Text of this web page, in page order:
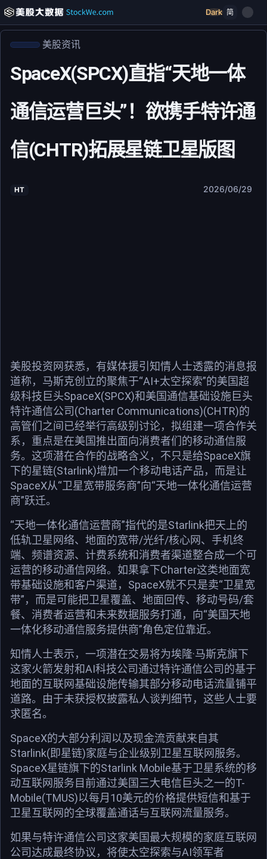
Dark 简
美股资讯
SpaceX(SPCX)直指“天地一体
通信运营巨头”！欲携手特许通
信(CHTR)拓展星链卫星版图
HT 2026/06/29
美股投资网获悉，有媒体援引知情人士透露的消息报
道称，马斯克创立的聚焦于“AI+太空探索”的美国超
级科技巨头SpaceX(SPCX)和美国通信基础设施巨头
特许通信公司(Charter Communications)(CHTR)的
高管们之间已经举行高级别讨论，拟组建一项合作关
系，重点是在美国推出面向消费者们的移动通信服
务。这项潜在合作的战略含义，不只是给SpaceX旗
下的星链(Starlink)增加一个移动电话产品，而是让
SpaceX从“卫星宽带服务商”向“天地一体化通信运营
商”跃迁。
“天地一体化通信运营商”指代的是Starlink把天上的
低轨卫星网络、地面的宽带/光纤/核心网、手机终
端、频谱资源、计费系统和消费者渠道整合成一个可
运营的移动通信网络。如果拿下Charter这类地面宽
带基础设施和客户渠道，SpaceX就不只是卖“卫星宽
带”，而是可能把卫星覆盖、地面回传、移动号码/套
餐、消费者运营和未来数据服务打通，向“美国天地
一体化移动通信服务提供商”角色定位靠近。
知情人士表示，一项潜在交易将为埃隆·马斯克旗下
这家火箭发射和AI科技公司通过特许通信公司的基于
地面的互联网基础设施传输其部分移动电话流量铺平
道路。由于未获授权披露私人谈判细节，这些人士要
求匿名。
SpaceX的大部分利润以及现金流贡献来自其
Starlink(即星链)家庭与企业级别卫星互联网服务。
SpaceX星链旗下的Starlink Mobile基于卫星系统的移
动互联网服务目前通过美国三大电信巨头之一的T-
Mobile(TMUS)以每月10美元的价格提供短信和基于
卫星互联网的全球覆盖通话与互联网流量服务。
如果与特许通信公司这家美国最大规模的家庭互联网
公司达成最终协议，将使太空探索与AI领军者